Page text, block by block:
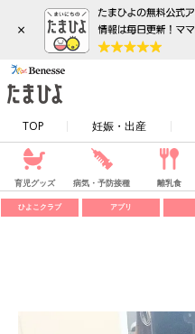
×
TOP 妊娠・出産
育児グッズ 病気・予防接種 離乳食
ひよこクラブ アプリ